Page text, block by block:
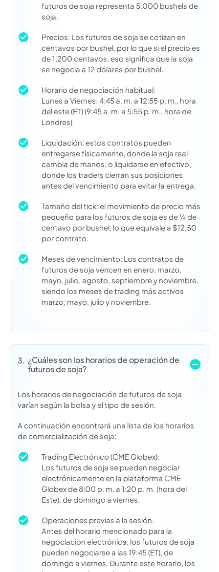
futuros de soja representa 5,000 bushels de
soja.
Precios: Los futuros de soja se cotizan en
centavos por bushel, por lo que si el precio es
de 1,200 centavos, eso significa que la soja
se negocia a 12 dólares por bushel.
Horario de negociación habitual:
Lunes a Viernes: 4:45 a. m. a 12:55 p. m., hora
del este (ET) (9:45 a. m. a 5:55 p. m., hora de
Londres)
Liquidación: estos contratos pueden
entregarse físicamente, donde la soja real
cambia de manos, o liquidarse en efectivo,
donde los traders cierran sus posiciones
antes del vencimiento para evitar la entrega.
Tamaño del tick: el movimiento de precio más
pequeño para los futuros de soja es de ¼ de
centavo por bushel, lo que equivale a $12,50
por contrato.
Meses de vencimiento: Los contratos de
futuros de soja vencen en enero, marzo,
mayo, julio, agosto, septiembre y noviembre,
siendo los meses de trading más activos
marzo, mayo, julio y noviembre.
3. ¿Cuáles son los horarios de operación de
futuros de soja?
Los horarios de negociación de futuros de soja
varían según la bolsa y el tipo de sesión.
A continuación encontrará una lista de los horarios
de comercialización de soja:
Trading Electrónico (CME Globex):
Los futuros de soja se pueden negociar
electrónicamente en la plataforma CME
Globex de 8:00 p. m. a 1:20 p. m. (hora del
Este), de domingo a viernes.
Operaciones previas a la sesión.
Antes del horario mencionado para la
negociación electrónica, los futuros de soja
pueden negociarse a las 19:45 (ET), de
domingo a viernes. Durante este horario, los